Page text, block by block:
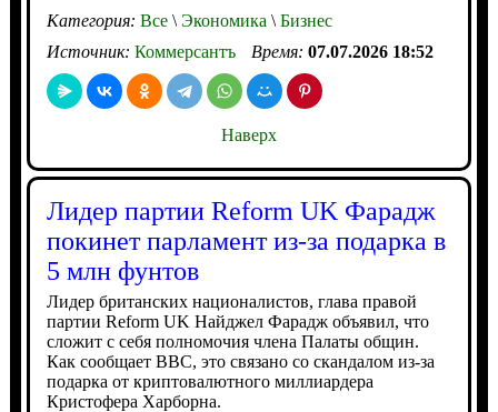
Категория: Все\Экономика \Бизнес
Источник: Коммерсантъ Время: 07.07.2026 18:52
Наверх
Лидер партии Reform UK Фарадж
покинет парламент из-за подарка в
5 млн фунтов
Лидер британских националистов, глава правой
партии Reform UK Найджел Фарадж объявил, что
сложит с себя полномочия члена Палаты общин.
Как сообщает BBC, это связано со скандалом из-за
подарка от криптовалютного миллиардера
Кристофера Харборна.